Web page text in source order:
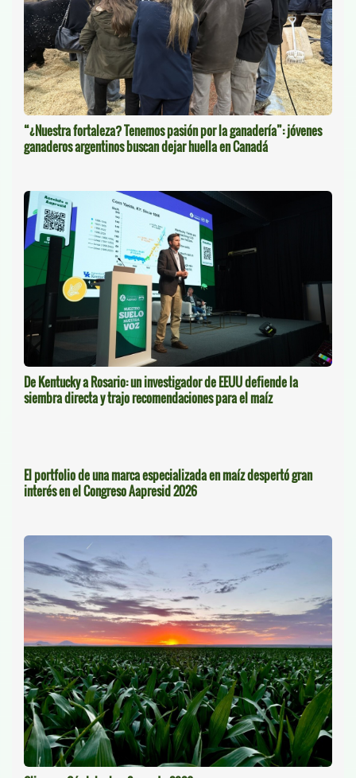
“¿Nuestra fortaleza? Tenemos pasión por la ganadería”: jóvenes
ganaderos argentinos buscan dejar huella en Canadá
De Kentucky a Rosario: un investigador de EEUU defiende la
siembra directa y trajo recomendaciones para el maíz
El portfolio de una marca especializada en maíz despertó gran
interés en el Congreso Aapresid 2026